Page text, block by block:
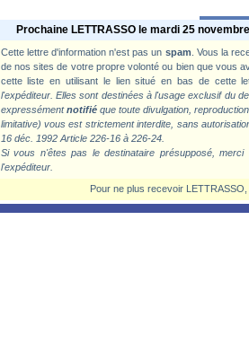
Prochaine LETTRASSO le mardi 25
Cette lettre d'information n'est pas un spam . Vous la
de nos sites de votre propre volonté ou bien que vous
cette liste en utilisant le lien situé en bas de cette
l'expéditeur. Elles sont destinées à l'usage exclusif du
expressémentnotifiéque toute divulgation,
limitative) vous est strictement interdite, sans
16 déc. 1992 Article 226-16 à 226-24.
Si vous n'êtes pas le destinataire présupposé,
l'expéditeur.
Pour ne plus recevoir